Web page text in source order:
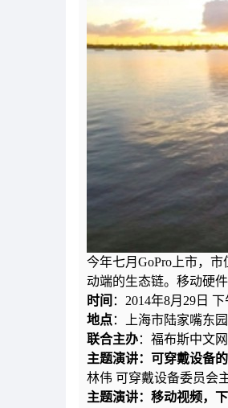
今年七月GoPro上市，
动端的生态链。移动硬
时间 ：2014年8月29日
地点：上海市陆家嘴东
联合主办：福布斯中文
主题演讲：可穿戴设备
林伟 可穿戴设备委员会
主题演讲：移动视频，